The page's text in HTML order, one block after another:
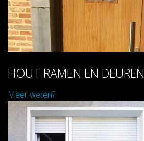
HOUT RAMEN EN DEUREN
Meer weten?